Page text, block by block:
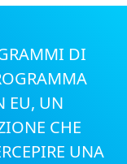
DI
EU, UN
CHE
UNA